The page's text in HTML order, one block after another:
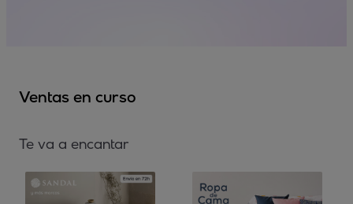
Ventas en curso
Te va a encantar